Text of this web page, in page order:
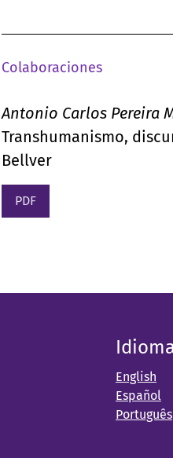
Colaboraciones
Antonio Carlos Pereira
Transhumanismo,
Bellver
PDF
English
Español
Português